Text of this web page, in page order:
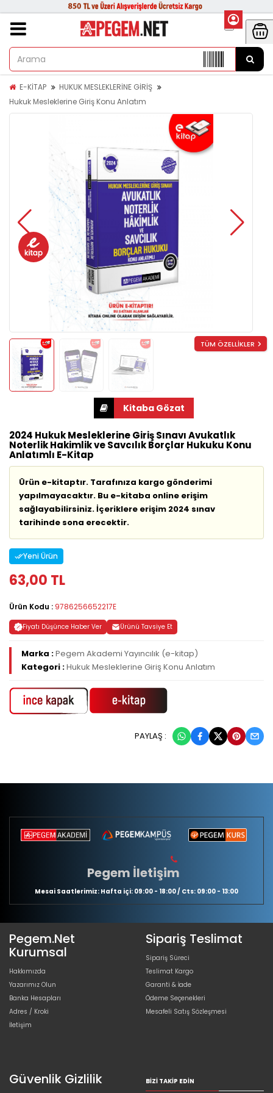
E-KİTAP
HUKUK MESLEKLERİNE GİRİŞ
Hukuk Mesleklerine Giriş Konu Anlatım
TÜM ÖZELLİKLER
2024 Hukuk Mesleklerine Giriş Sınavı Avukatlık
Noterlik Hakimlik ve Savcılık Borçlar Hukuku Konu
Anlatımlı E-Kitap
Ürün e-kitaptır. Tarafınıza kargo gönderimi
yapılmayacaktır. Bu e-kitaba online erişim
sağlayabilirsiniz. İçeriklere erişim 2024 sınav
tarihinde sona erecektir.
Yeni Ürün
63,00 TL
Ürün Kodu : 9786256652217E
Fiyatı Düşünce Haber Ver Ürünü Tavsiye Et
Marka :Pegem Akademi Yayıncılık (e-kitap)
Kategori :Hukuk Mesleklerine Giriş Konu Anlatım
PAYLAŞ :
Pegem İletişim
Mesai Saatlerimiz: Hafta içi: 09:00 - 18:00 / Cts: 09:00 - 13:00
Pegem.Net
Kurumsal
Hakkımızda
Yazarımız Olun
Banka Hesapları
Adres / Kroki
İletişim
Sipariş Teslimat
Sipariş Süreci
Teslimat Kargo
Garanti & İade
Ödeme Seçenekleri
Mesafeli Satış Sözleşmesi
Güvenlik Gizlilik BIZI TAKIP EDIN